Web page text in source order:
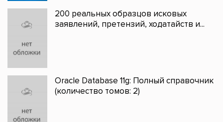
200 реальных образцов исковых
заявлений, претензий, ходатайств и...
Oraclе Database 11g: Полный справочник
(количество томов: 2)